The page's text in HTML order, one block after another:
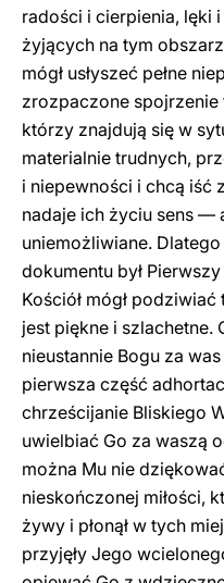
radości i cierpienia, lęki
żyjących na tym
mógł usłyszeć pełne
zrozpaczone
którzy znajdują się w
materialnie trudnych,
i niepewności i chcą iść
nadaje ich życiu sens —
uniemożliwiane.
dokumentu był
Kościół mógł
jest piękne i
nieustannie Bogu za
pierwsza część
chrześcijanie Bliskiego
uwielbiać Go za waszą
można Mu nie
nieskończonej miłości,
żywy i płonął w tych
przyjęły Jego